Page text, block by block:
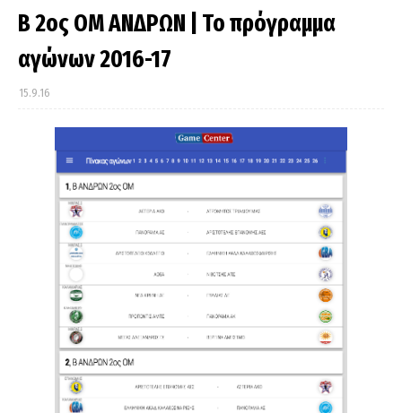
B 2ος ΟΜ ΑΝΔΡΩΝ | Το πρόγραμμα
αγώνων 2016-17
15.9.16